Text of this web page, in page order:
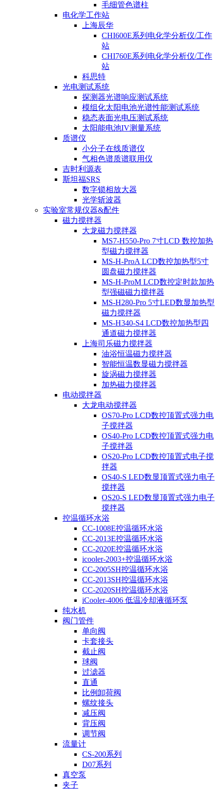
毛细管色谱柱
电化学工作站
上海辰华
CHI600E系列电化学分析仪/工作
站
CHI760E系列电化学分析仪/工作
站
科思特
光电测试系统
探测器光谱响应测试系统
模组化太阳电池光谱性能测试系统
稳态表面光电压测试系统
太阳能电池IV测量系统
质谱仪
小分子在线质谱仪
气相色谱质谱联用仪
吉时利源表
斯坦福SRS
数字锁相放大器
光学斩波器
实验室常规仪器&配件
磁力搅拌器
大龙磁力搅拌器
MS7-H550-Pro 7寸LCD 数控加热
型磁力搅拌器
MS-H-ProA LCD数控加热型5寸
圆盘磁力搅拌器
MS-H-ProM LCD数控定时款加热
型强磁磁力搅拌器
MS-H280-Pro 5寸LED数显加热型
磁力搅拌器
MS-H340-S4 LCD数控加热型四
通道磁力搅拌器
上海司乐磁力搅拌器
油浴恒温磁力搅拌器
智能恒温数显磁力搅拌器
旋涡磁力搅拌器
加热磁力搅拌器
电动搅拌器
大龙电动搅拌器
OS70-Pro LCD数控顶置式强力电
子搅拌器
OS40-Pro LCD数控顶置式强力电
子搅拌器
OS20-Pro LCD数控顶置式电子搅
拌器
OS40-S LED数显顶置式强力电子
搅拌器
OS20-S LED数显顶置式强力电子
搅拌器
控温循环水浴
CC-1008E控温循环水浴
CC-2013E控温循环水浴
CC-2020E控温循环水浴
icooler-2003+控温循环水浴
CC-2005SH控温循环水浴
CC-2013SH控温循环水浴
CC-2020SH控温循环水浴
iCooler-4006 低温冷却液循环泵
纯水机
阀门管件
单向阀
卡套接头
截止阀
球阀
过滤器
直通
比例卸荷阀
螺纹接头
减压阀
背压阀
调节阀
流量计
CS-200系列
D07系列
真空泵
夹子